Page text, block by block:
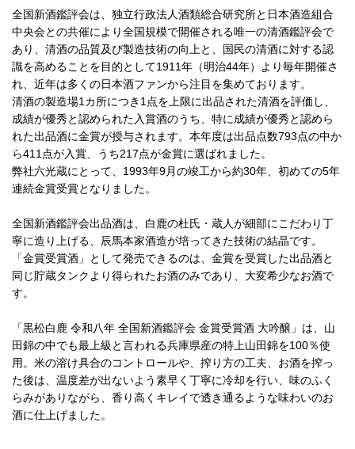
全国新酒鑑評会は、独立行政法人酒類総合研究所と日本酒造組合
中央会との共催により全国規模で開催される唯一の清酒鑑評会で
あり、清酒の品質及び製造技術の向上と、国民の清酒に対する認
識を高めることを目的として1911年（明治44年）より毎年開催さ
れ、近年は多くの日本酒ファンから注目を集めております。
清酒の製造場1カ所につき1点を上限に出品された清酒を評価し、
成績が優秀と認められた入賞酒のうち、特に成績が優秀と認めら
れた出品酒に金賞が授与されます。本年度は出品点数793点の中か
ら411点が入賞、うち217点が金賞に選ばれました。
弊社六光蔵にとって、1993年9月の竣工から約30年、初めての5年
連続金賞受賞となりました。
全国新酒鑑評会出品酒は、白鹿の杜氏・蔵人が細部にこだわり丁
寧に造り上げる、辰馬本家酒造が培ってきた技術の結晶です。
「金賞受賞酒」として発売できるのは、金賞を受賞した出品酒と
同じ貯蔵タンクより得られたお酒のみであり、大変希少なお酒で
す。
「黒松白鹿 令和八年 全国新酒鑑評会 金賞受賞酒 大吟醸」は、山
田錦の中でも最上級と言われる兵庫県産の特上山田錦を100％使
用。米の溶け具合のコントロールや、搾り方の工夫、お酒を搾っ
た後は、温度差が出ないよう素早く丁寧に冷却を行い、味のふく
らみがありながら、香り高くキレイで透き通るような味わいのお
酒に仕上げました。